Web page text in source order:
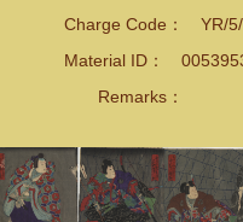
Charge Code： YR/5/
Material ID：
Remarks：